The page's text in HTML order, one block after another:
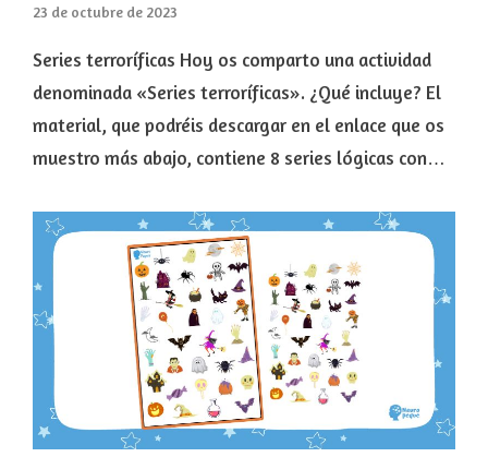
23 de octubre de 2023
Series terroríficas Hoy os comparto una actividad
denominada «Series terroríficas». ¿Qué incluye? El
material, que podréis descargar en el enlace que os
muestro más abajo, contiene 8 series lógicas con…